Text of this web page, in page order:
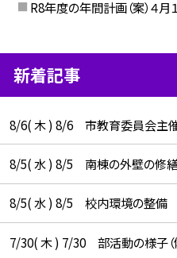
R8年度の年間計画（案）４月
新着記事
8/6( 木 ) 8/6 市教育委員会主
8/5( 水 ) 8/5 南棟の外壁の修
8/5( 水 ) 8/5 校内環境の整備
7/30( 木 ) 7/30 部活動の様子（